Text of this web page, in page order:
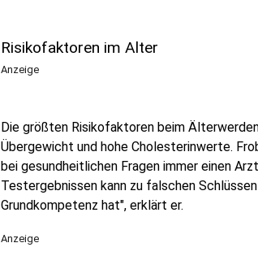
Risikofaktoren im Alter
Anzeige
Die größten Risikofaktoren beim
Übergewicht und hohe Cholesterinwerte.
bei gesundheitlichen Fragen immer einen
Testergebnissen kann zu falschen
Grundkompetenz hat", erklärt er.
Anzeige